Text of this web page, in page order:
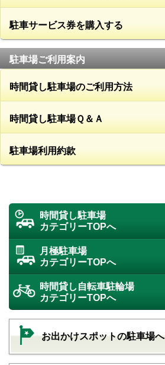
駐車サービス券を購入する
駐車場ご利用案内
時間貸し駐車場のご利用方法
時間貸し駐車場Ｑ＆Ａ
駐車場利用約款
時間貸し駐車場
カテゴリーTOPへ
月極駐車場
カテゴリーTOPへ
時間貸し自転車駐輪場
カテゴリーTOPへ
お出かけスポットの駐車場へ